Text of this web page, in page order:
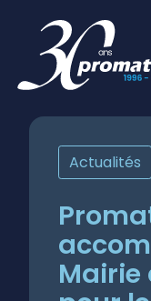
Actualités
Mairie